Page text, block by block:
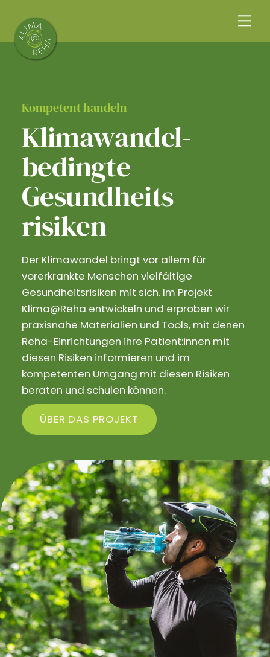
content
Kompetent handeln
Klimawandel­
bedingte
Gesundheits­
risiken
Der Klimawandel bringt vor allem für
vorerkrankte Menschen vielfältige
Gesundheitsrisiken mit sich. Im Projekt
Klima@Reha entwickeln und erproben wir
praxisnahe Materialien und Tools, mit denen
Reha-Einrichtungen ihre Patient:innen mit
diesen Risiken informieren und im
kompetenten Umgang mit diesen Risiken
beraten und schulen können.
ÜBER DAS PROJEKT